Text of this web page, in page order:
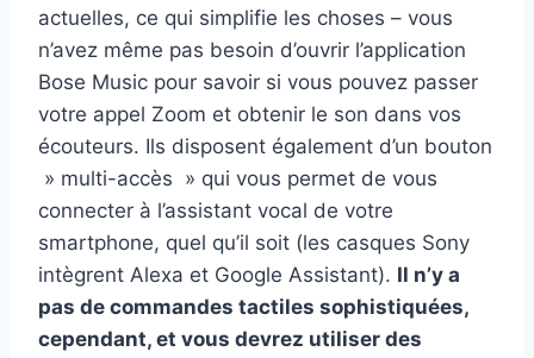
actuelles, ce qui simplifie les choses – vous
n’avez même pas besoin d’ouvrir l’application
Bose Music pour savoir si vous pouvez passer
votre appel Zoom et obtenir le son dans vos
écouteurs. Ils disposent également d’un bouton
» multi-accès » qui vous permet de vous
connecter à l’assistant vocal de votre
smartphone, quel qu’il soit (les casques Sony
intègrent Alexa et Google Assistant). Il n’y a
pas de commandes tactiles sophistiquées,
cependant, et vous devrez utiliser des